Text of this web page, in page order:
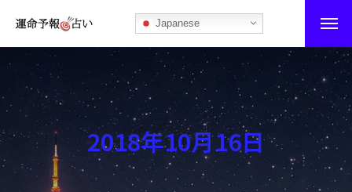
Japanese
運命予報占い
運命予報占いとは
あなたの所属部屋を探そう！
最恐の相性占い
2018年10月16日